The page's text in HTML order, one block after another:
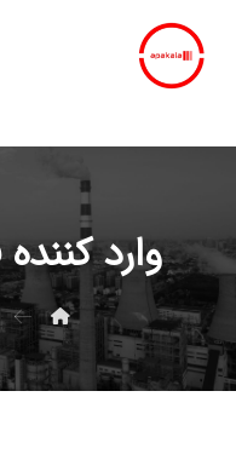
وارد